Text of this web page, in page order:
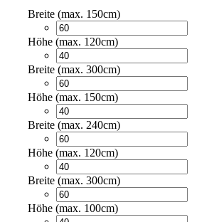
Breite (max. 150cm)
Höhe (max. 120cm)
Breite (max. 300cm)
Höhe (max. 150cm)
Breite (max. 240cm)
Höhe (max. 120cm)
Breite (max. 300cm)
Höhe (max. 100cm)